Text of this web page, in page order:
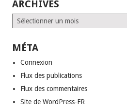
ARCHIVES
Archives
MÉTA
Connexion
Flux des publications
Flux des commentaires
Site de WordPress-FR